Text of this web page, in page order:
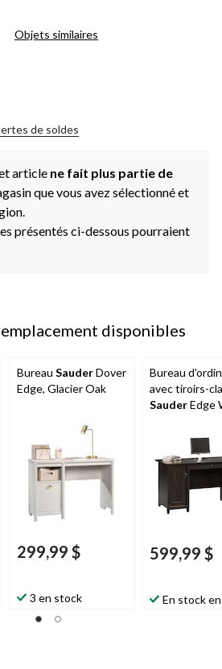
Objets similaires
de soldes
article ne fait plus partie de
que vous avez sélectionné et
présentés ci-dessous pourraient
disponibles
Bureau SauderDover
Edge, Glacier Oak
299,99 $
3 en stock
Bureau
avec tiroirs-
SauderEdge
599,99 $
En stock